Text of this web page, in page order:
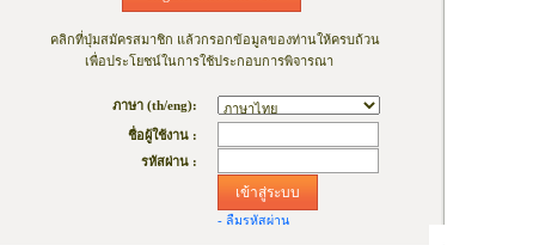
คลิกที่ปุ่มสมัครสมาชิก แล้วกรอกข้อมูลของท่านให้ครบถ้วน
เพื่อประโยชน์ในการใช้ประกอบการพิจารณา
ภาษา (th/eng):
ชื่อผู้ใช้งาน :
รหัสผ่าน :
เข้าสู่ระบบ
- ลืมรหัสผ่าน